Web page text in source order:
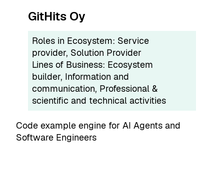
GitHits Oy
Roles in Ecosystem: Service
provider, Solution Provider
Lines of Business: Ecosystem
builder, Information and
communication, Professional &
scientific and technical activities
Code example engine for AI Agents and
Software Engineers